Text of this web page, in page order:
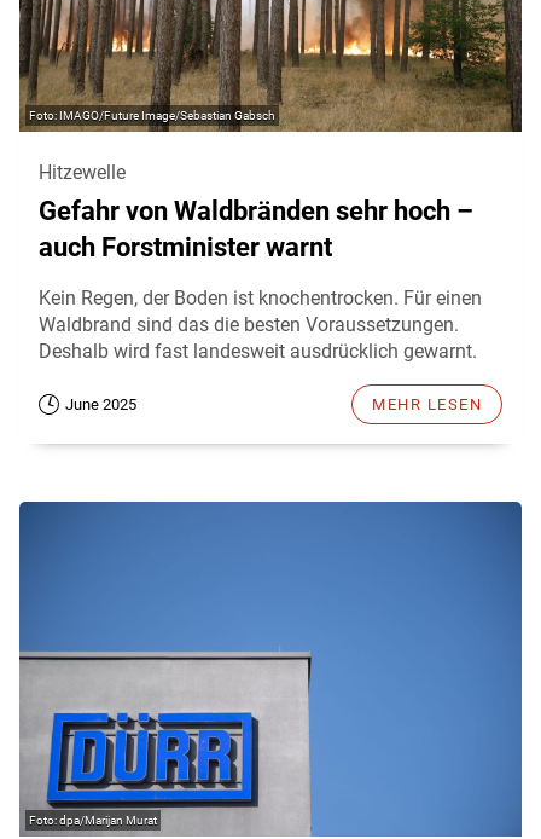
IMAGO/Future Image/Sebastian Gabsch
Hitzewelle
Gefahr von Waldbränden sehr hoch –
auch Forstminister warnt
Kein Regen, der Boden ist knochentrocken. Für einen
Waldbrand sind das die besten Voraussetzungen.
Deshalb wird fast landesweit ausdrücklich gewarnt.
June 2025 MEHR LESEN
dpa/Marijan Murat